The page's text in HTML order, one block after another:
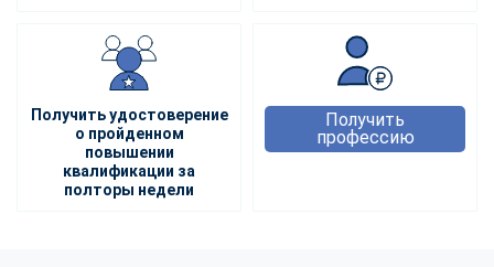
Получить удостоверение
о пройденном
повышении
квалификации за
полторы недели
Получить
профессию